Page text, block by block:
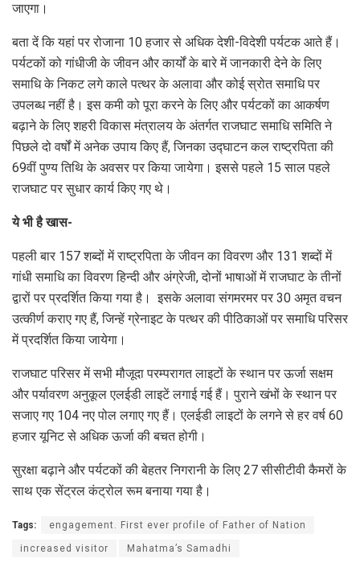
जाएगा।
बता दें कि यहां पर रोजाना 10 हजार से अधिक देशी-विदेशी पर्यटक आते हैं।
पर्यटकों को गांधीजी के जीवन और कार्यों के बारे में जानकारी देने के लिए
समाधि के निकट लगे काले पत्थर के अलावा और कोई स्रोत समाधि पर
उपलब्ध नहीं है। इस कमी को पूरा करने के लिए और पर्यटकों का आकर्षण
बढ़ाने के लिए शहरी विकास मंत्रालय के अंतर्गत राजघाट समाधि समिति ने
पिछले दो वर्षों में अनेक उपाय किए हैं, जिनका उद्घाटन कल राष्‍ट्रपिता की
69वीं पुण्य तिथि के अवसर पर किया जायेगा। इससे पहले 15 साल पहले
राजघाट पर सुधार कार्य किए गए थे।
ये भी है खास-
पहली बार 157 शब्दों में राष्ट्रपिता के जीवन का विवरण और 131 शब्दों में
गांधी समाधि का विवरण हिन्दी और अंग्रेजी, दोनों भाषाओं में राजघाट के तीनों
द्वारों पर प्रदर्शित किया गया है। इसके अलावा संगमरमर पर 30 अमृत वचन
उत्कीर्ण कराए गए हैं, जिन्हें ग्रेनाइट के पत्थर की पीठिकाओं पर समाधि परिसर
में प्रदर्शित किया जायेगा।
राजघाट परिसर में सभी मौजूदा परम्परागत लाइटों के स्थान पर ऊर्जा सक्षम
और पर्यावरण अनुकूल एलईडी लाइटें लगाई गई हैं। पुराने खंभों के स्थान पर
सजाए गए 104 नए पोल लगाए गए हैं। एलईडी लाइटों के लगने से हर वर्ष 60
हजार यूनिट से अधिक ऊर्जा की बचत होगी।
सुरक्षा बढ़ाने और पर्यटकों की बेहतर निगरानी के लिए 27 सीसीटीवी कैमरों के
साथ एक सेंट्रल कंट्रोल रूम बनाया गया है।
Tags: engagement. First ever profile of Father of Nation
increased visitor Mahatma’s Samadhi